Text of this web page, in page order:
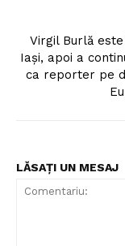
Virgil Burlă
Iași, apoi a
ca reporter pe
LĂSAȚI UN MESAJ